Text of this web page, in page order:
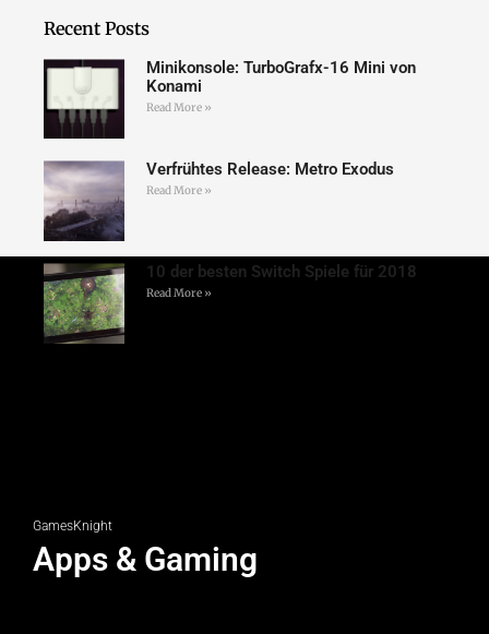
Recent Posts
Minikonsole: TurboGrafx-16 Mini von
Konami
Read More »
Verfrühtes Release: Metro Exodus
Read More »
10 der besten Switch Spiele für 2018
Read More »
GamesKnight
Apps & Gaming